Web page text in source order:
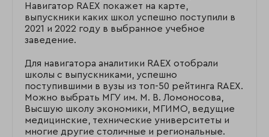
Навигатор RAEX покажет на карте,
выпускники каких школ успешно поступили в
2021 и 2022 году в выбранное учебное
заведение.
Для навигатора аналитики RAEX отобрали
школы с выпускниками, успешно
поступившими в вузы из топ-50 рейтинга RAEX.
Можно выбрать МГУ им. М. В. Ломоносова,
Высшую школу экономики, МГИМО, ведущие
медицинские, технические университеты и
многие другие столичные и региональные.